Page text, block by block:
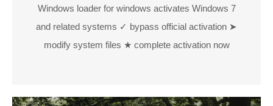
Windows loader for windows activates Windows 7
and related systems ✓ bypass official activation ➤
modify system files ★ complete activation now